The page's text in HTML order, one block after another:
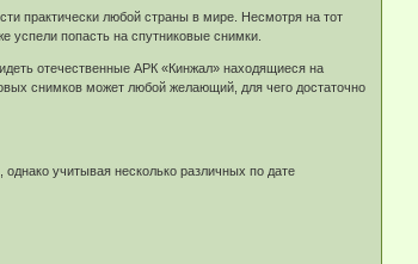
практически любой страны в мире. Несмотря на тот
попасть на спутниковые снимки.
отечественные АРК «Кинжал» находящиеся на
снимков может любой желающий, для чего достаточно
учитывая несколько различных по дате